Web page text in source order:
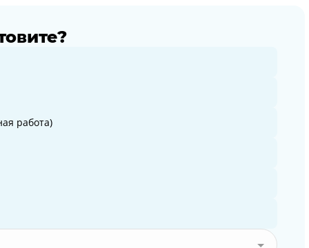
работа)